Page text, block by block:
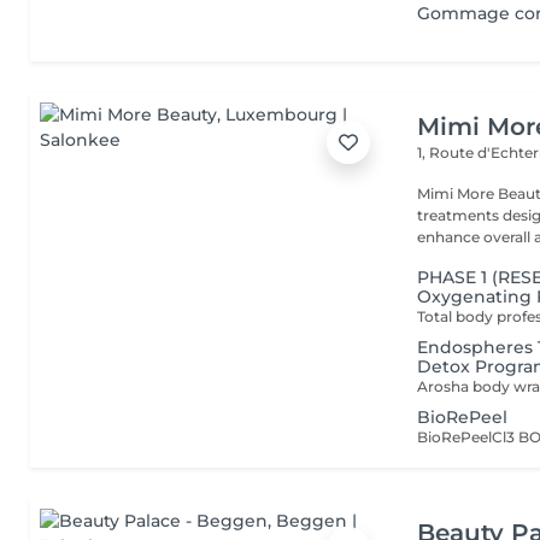
Gommage
Mimi
1, Route
Mimi More
treatments
enhance overall
PHASE 1
Oxygenating
Endospheres
Detox
BioRePeel
Beauty